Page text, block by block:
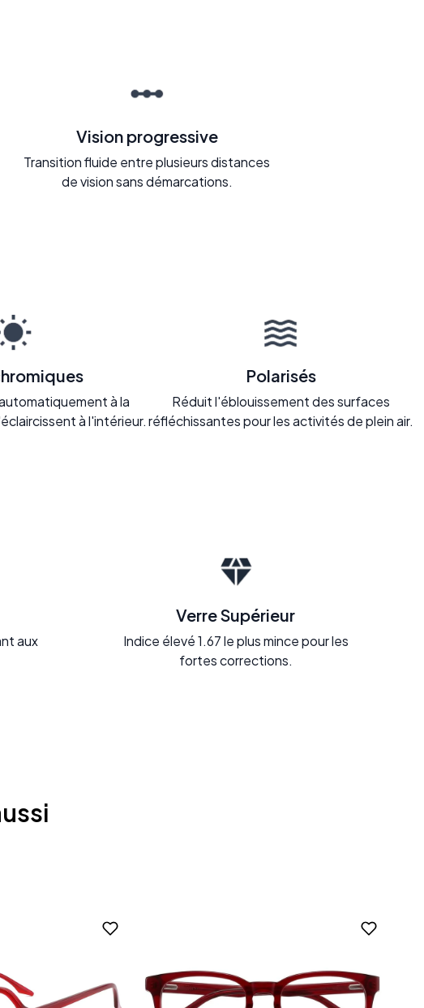
Vision progressive
Transition fluide entre plusieurs distances
de vision sans démarcations.
à la
à l'intérieur.
Polarisés
Réduit l'éblouissement des surfaces
réfléchissantes pour les activités de plein air.
aux
Verre Supérieur
Indice élevé 1.67 le plus mince pour les
fortes corrections.